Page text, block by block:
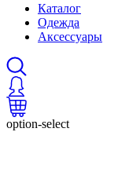
Каталог
Одежда
Аксессуары
option-select